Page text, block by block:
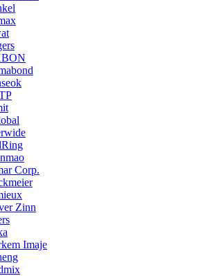
Corp.
Zinn
Imaje